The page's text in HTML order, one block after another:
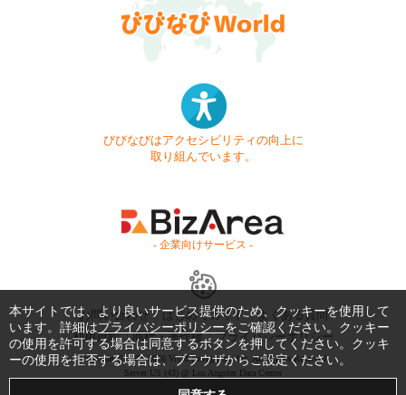
びびなびはアクセシビリティの向上に
取り組んでいます。
- 企業向けサービス -
お問い合わせ はじめてガイド
よくある質問
利用規約
商標・著作権 プライバシーポリシー
Copyright © 1999-2026 Vivid Navigation, Inc. All Rights Reserved.
Server US (43) @ Los Angeles Data Center
本サイトでは、より良いサービス提供のため、クッキーを使用して
います。詳細はプライバシーポリシーをご確認ください。クッキー
の使用を許可する場合は同意するボタンを押してください。クッキ
ーの使用を拒否する場合は、ブラウザからご設定ください。